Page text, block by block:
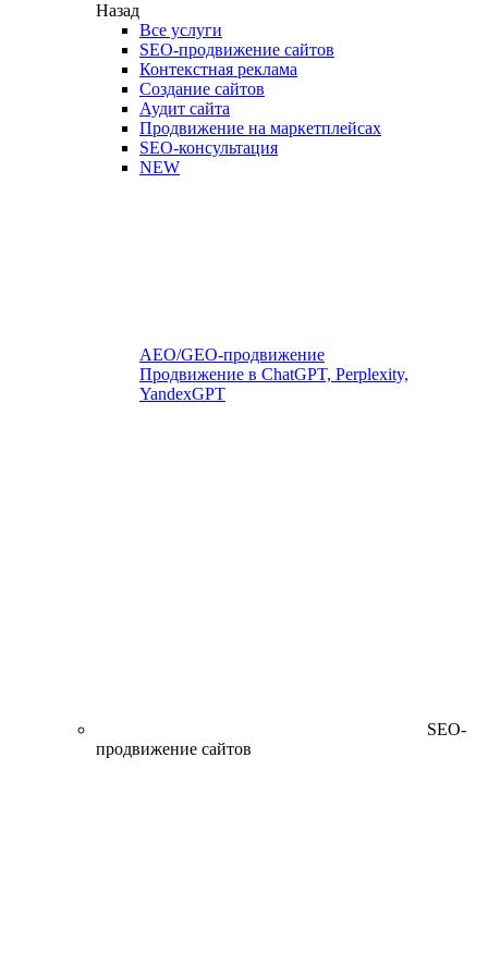
Назад
Все услуги
SEO-продвижение сайтов
Контекстная реклама
Создание сайтов
Аудит сайта
Продвижение на маркетплейсах
SEO-консультация
NEW
AEO/GEO-продвижение
Продвижение в ChatGPT, Perplexity,
YandexGPT
SEO-
продвижение сайтов